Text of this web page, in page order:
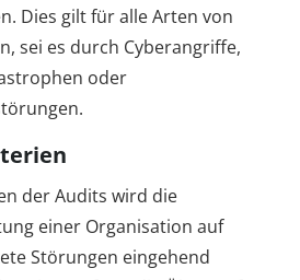
Dies gilt für alle Arten von
sei es durch Cyberangriffe,
oder
der Audits wird die
einer Organisation auf
Störungen eingehend